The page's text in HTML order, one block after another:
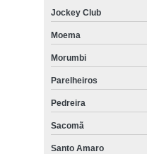
Jockey Club
Moema
Morumbi
Parelheiros
Pedreira
Sacomã
Santo Amaro